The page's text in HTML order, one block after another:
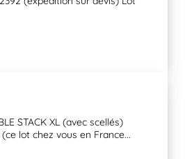
STACK XL (avec scellés)
(ce lot chez vous en France...